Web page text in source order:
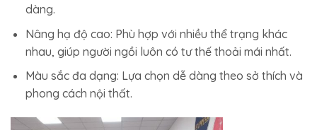
dàng.
Nâng hạ độ cao: Phù hợp với nhiều thể trạng khác
nhau, giúp người ngồi luôn có tư thế thoải mái nhất.
Màu sắc đa dạng: Lựa chọn dễ dàng theo sở thích và
phong cách nội thất.